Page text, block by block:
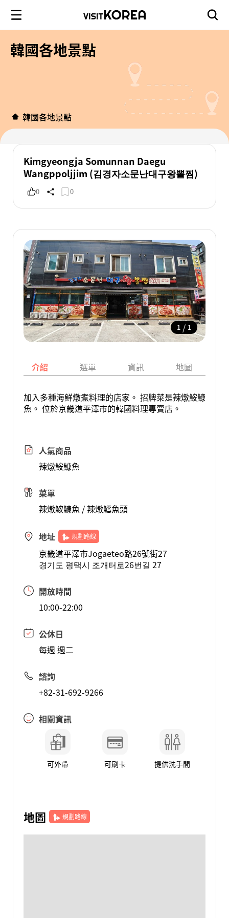
韓國各地景點
韓國各地景點
Kimgyeongja Somunnan Daegu
Wangppoljjim (김경자소문난대구왕뽈찜)
0 0
1 / 1
介紹 選單 資訊 地圖
加入多種海鮮燉煮料理的店家。 招牌菜是辣燉鮟鱇
魚。 位於京畿道平澤市的韓國料理專賣店。
人氣商品
辣燉鮟鱇魚
菜單
辣燉鮟鱇魚 / 辣燉鱈魚頭
地址 規劃路線
京畿道平澤市Jogaeteo路26號街27
경기도 평택시 조개터로26번길 27
開放時間
10:00-22:00
公休日
每週 週二
諮詢
+82-31-692-9266
相關資訊
可外帶 可刷卡 提供洗手間
地圖 規劃路線